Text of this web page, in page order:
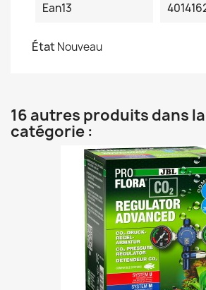
Ean13
ÉtatNouveau
16 autres produits dans
catégorie :